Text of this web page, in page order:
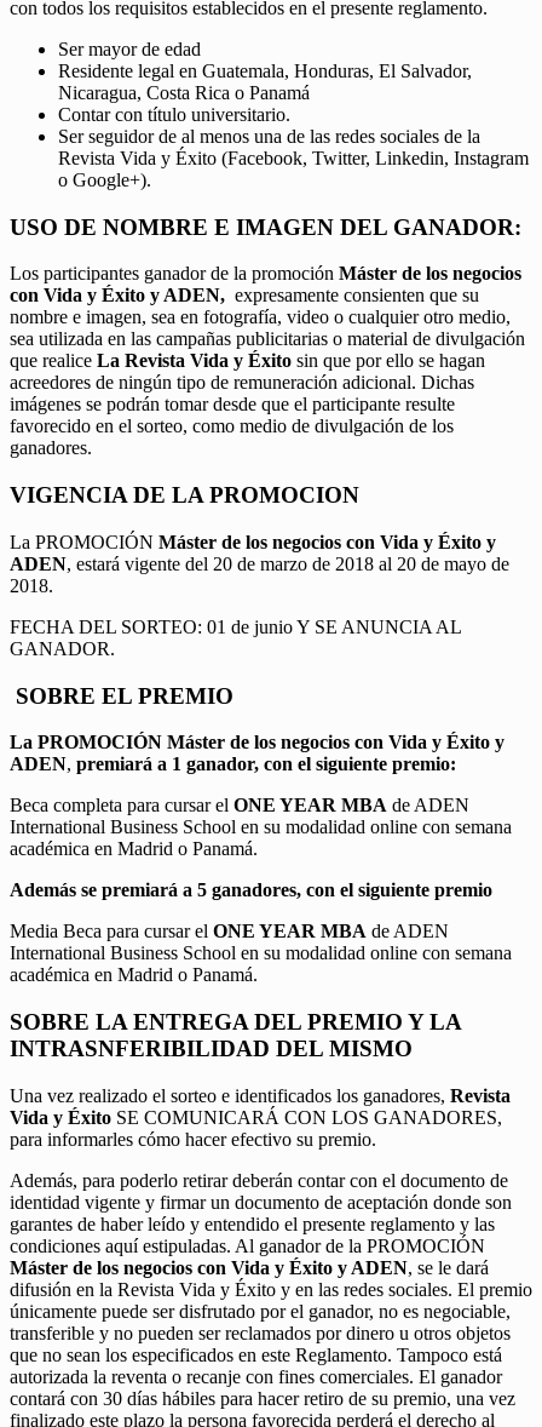
con todos los requisitos establecidos en el presente reglamento.
Ser mayor de edad
Residente legal en Guatemala, Honduras, El Salvador,
Nicaragua, Costa Rica o Panamá
Contar con título universitario.
Ser seguidor de al menos una de las redes sociales de la
Revista Vida y Éxito (Facebook, Twitter, Linkedin, Instagram
o Google+).
USO DE NOMBRE E IMAGEN DEL GANADOR:
Los participantes ganador de la promoción Máster de los negocios
con Vida y Éxito y ADEN, expresamente consienten que su
nombre e imagen, sea en fotografía, video o cualquier otro medio,
sea utilizada en las campañas publicitarias o material de divulgación
que realice La Revista Vida y Éxito sin que por ello se hagan
acreedores de ningún tipo de remuneración adicional. Dichas
imágenes se podrán tomar desde que el participante resulte
favorecido en el sorteo, como medio de divulgación de los
ganadores.
VIGENCIA DE LA PROMOCION
La PROMOCIÓN Máster de los negocios con Vida y Éxito y
ADEN, estará vigente del 20 de marzo de 2018 al 20 de mayo de
2018.
FECHA DEL SORTEO: 01 de junio Y SE ANUNCIA AL
GANADOR.
SOBRE EL PREMIO
La PROMOCIÓN Máster de los negocios con Vida y Éxito y
ADEN, premiará a 1 ganador, con el siguiente premio:
Beca completa para cursar el ONE YEAR MBA de ADEN
International Business School en su modalidad online con semana
académica en Madrid o Panamá.
Además se premiará a 5 ganadores, con el siguiente premio
Media Beca para cursar el ONE YEAR MBA de ADEN
International Business School en su modalidad online con semana
académica en Madrid o Panamá.
SOBRE LA ENTREGA DEL PREMIO Y LA
INTRASNFERIBILIDAD DEL MISMO
Una vez realizado el sorteo e identificados los ganadores, Revista
Vida y Éxito SE COMUNICARÁ CON LOS GANADORES,
para informarles cómo hacer efectivo su premio.
Además, para poderlo retirar deberán contar con el documento de
identidad vigente y firmar un documento de aceptación donde son
garantes de haber leído y entendido el presente reglamento y las
condiciones aquí estipuladas. Al ganador de la PROMOCIÓN
Máster de los negocios con Vida y Éxito y ADEN, se le dará
difusión en la Revista Vida y Éxito y en las redes sociales. El premio
únicamente puede ser disfrutado por el ganador, no es negociable,
transferible y no pueden ser reclamados por dinero u otros objetos
que no sean los especificados en este Reglamento. Tampoco está
autorizada la reventa o recanje con fines comerciales. El ganador
contará con 30 días hábiles para hacer retiro de su premio, una vez
finalizado este plazo la persona favorecida perderá el derecho al